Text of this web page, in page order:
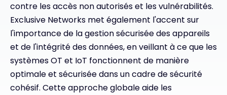
contre les accès non autorisés et les vulnérabilités.
Exclusive Networks met également l'accent sur
l'importance de la gestion sécurisée des appareils
et de l'intégrité des données, en veillant à ce que les
systèmes OT et IoT fonctionnent de manière
optimale et sécurisée dans un cadre de sécurité
cohésif. Cette approche globale aide les